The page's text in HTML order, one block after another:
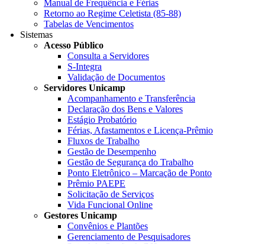
Manual de Frequência e Férias
Retorno ao Regime Celetista (85-88)
Tabelas de Vencimentos
Sistemas
Acesso Público
Consulta a Servidores
S-Integra
Validação de Documentos
Servidores Unicamp
Acompanhamento e Transferência
Declaração dos Bens e Valores
Estágio Probatório
Férias, Afastamentos e Licença-Prêmio
Fluxos de Trabalho
Gestão de Desempenho
Gestão de Segurança do Trabalho
Ponto Eletrônico – Marcação de Ponto
Prêmio PAEPE
Solicitação de Serviços
Vida Funcional Online
Gestores Unicamp
Convênios e Plantões
Gerenciamento de Pesquisadores